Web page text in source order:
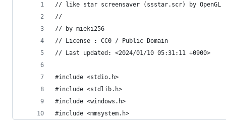
// like star screensaver (ssstar.scr) by OpenGL
//
// by mieki256
// License : CC0 / Public Domain
// Last updated: <2024/01/10 05:31:11 +0900>
#include <stdio.h>
#include <stdlib.h>
#include <windows.h>
#include <mmsystem.h>